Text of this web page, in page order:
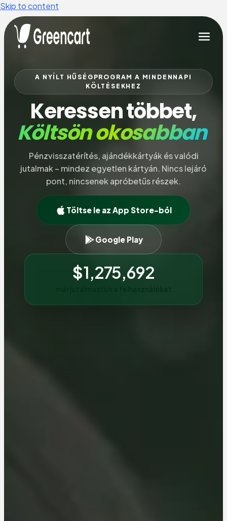
Skip to content
A NYÍLT HŰSÉGPROGRAM A MINDENNAPI
KÖLTÉSEKHEZ
Keressen többet,
Költsön okosabban
Pénzvisszatérítés, ajándékkártyák és valódi
jutalmak – mindez egyetlen kártyán. Nincs lejáró
pont, nincsenek apróbetűs részek.
Töltse le az App Store-ból
Google Play
$1,275,692